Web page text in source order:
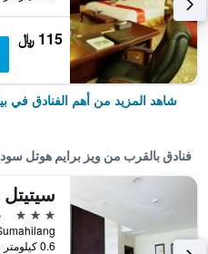
115 ﷼
شاهد المزيد من أهم الفنادق في
فنادق بالقرب من ويز برايم هوتل
3 نجوم
0.6 كيلومتر عن وسط المدينة